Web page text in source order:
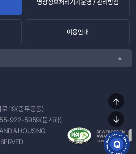
영상정보처리기기운영 / 관리방침
이용안내
19(충무공동)
922-5959(문서과)
& HOUSING
상단
이동
하단
이동